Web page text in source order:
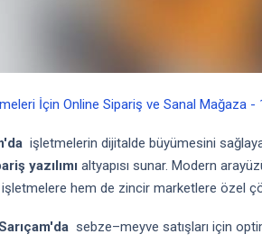
İçin Online Sipariş ve Sanal Mağaza -
işletmelerin dijitalde büyümesini
yazılımı altyapısı sunar. Modern
hem de zincir marketlere özel
sebze–meyve satışları için